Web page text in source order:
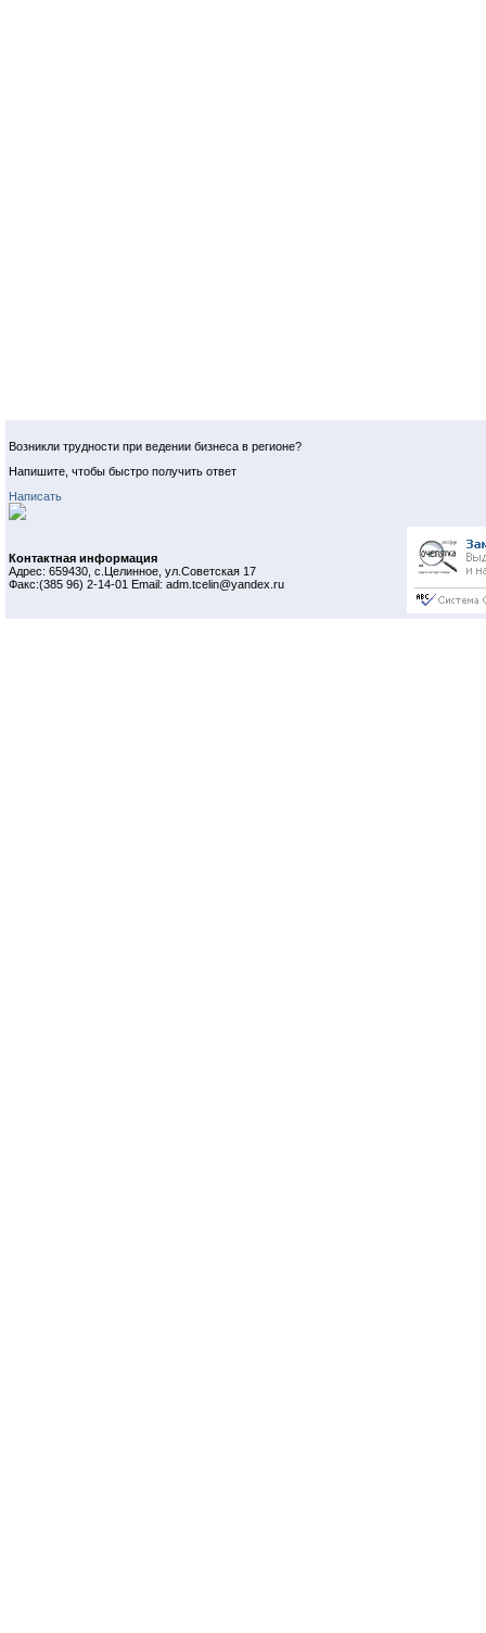
Возникли трудности при ведении бизнеса в регионе?
Напишите, чтобы быстро получить ответ
Написать
Контактная информация
Адрес: 659430, с.Целинное, ул.Советская 17
Факс:(385 96) 2-14-01 Email: adm.tcelin@yandex.ru